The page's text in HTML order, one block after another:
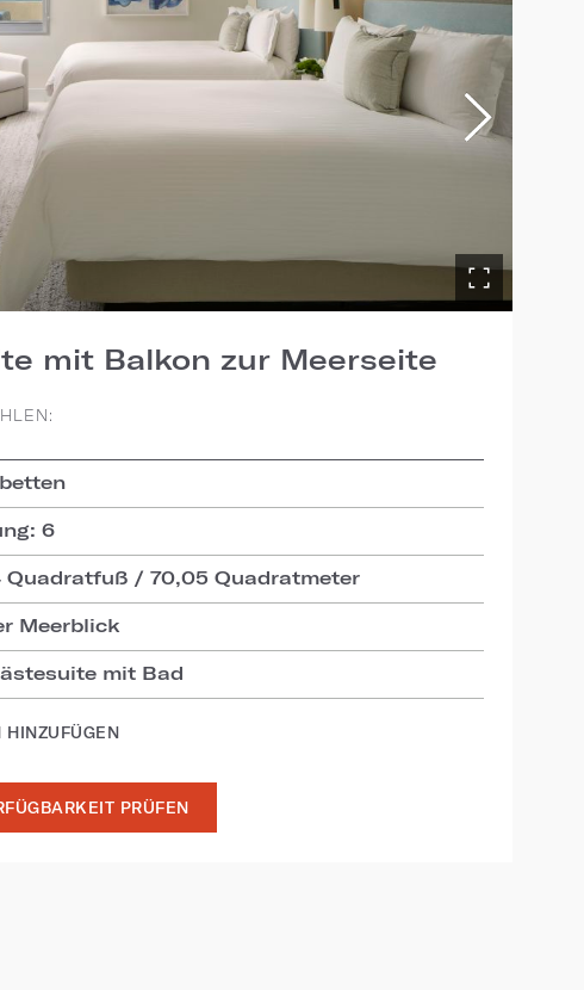
mit Balkon zur Meerseite
6
Quadratfuß / 70,05 Quadratmeter
Meerblick
mit Bad
HINZUFÜGEN
PRÜFEN